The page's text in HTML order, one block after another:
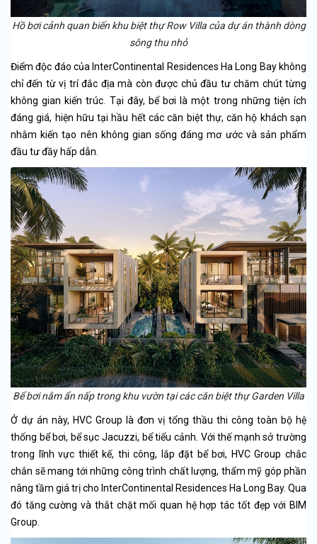
Hồ bơi cảnh quan biến khu biệt thự Row Villa của dự án thành dòng
sông thu nhỏ
Điểm độc đáo của InterContinental Residences Ha Long Bay không
chỉ đến từ vị trí đắc địa mà còn được chủ đầu tư chăm chút từng
không gian kiến trúc. Tại đây, bể bơi là một trong những tiện ích
đáng giá, hiện hữu tại hầu hết các căn biệt thự, căn hộ khách sạn
nhằm kiến tạo nên không gian sống đáng mơ ước và sản phẩm
đầu tư đầy hấp dẫn.
Bể bơi nằm ẩn nấp trong khu vườn tại các căn biệt thự Garden Villa
Ở dự án này, HVC Group là đơn vị tổng thầu thi công toàn bộ hệ
thống bể bơi, bể sục Jacuzzi, bể tiểu cảnh. Với thế mạnh sở trường
trong lĩnh vực thiết kế, thi công, lắp đặt bể bơi, HVC Group chắc
chắn sẽ mang tới những công trình chất lượng, thẩm mỹ góp phần
nâng tầm giá trị cho InterContinental Residences Ha Long Bay. Qua
đó tăng cường và thắt chặt mối quan hệ hợp tác tốt đẹp với BIM
Group.